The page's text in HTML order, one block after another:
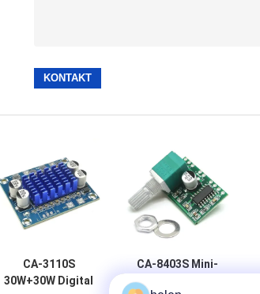
CA-3110S
30W+30W Digital
CA-8403S Mini-